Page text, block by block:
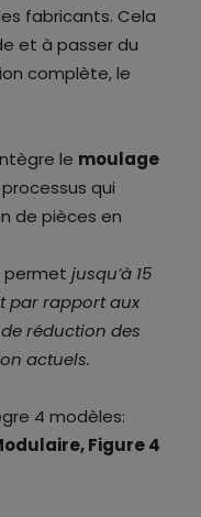
fabricants. Cela
et à passer du
complète, le
le moulage
qui
de pièces en
permet jusqu’à 15
par rapport aux
réduction des
actuels.
4 modèles:
Figure 4